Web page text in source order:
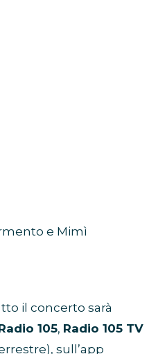
e Mimì
il concerto sarà
105, Radio 105 TV
sull’app